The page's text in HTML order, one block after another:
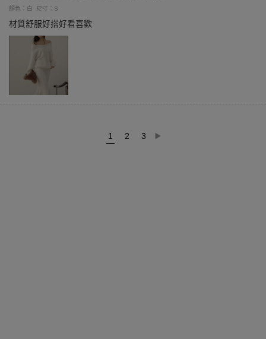
顏色：白
尺寸：S
材質舒服好搭好看喜歡
1 2 3